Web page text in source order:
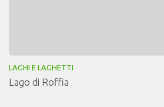
LAGHI E LAGHETTI
Lago di Roffia